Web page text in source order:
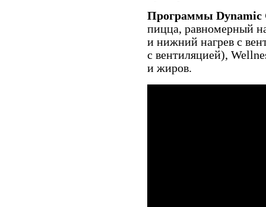
Программы Dynamic
пицца, равномерный
и нижний нагрев с
с вентиляцией),
и жиров.